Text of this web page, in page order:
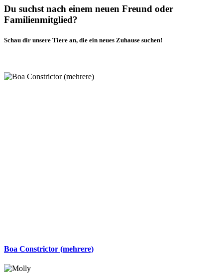
Du suchst nach einem neuen Freund oder
Familienmitglied?
Schau dir unsere Tiere an, die ein neues Zuhause suchen!
Boa Constrictor (mehrere)